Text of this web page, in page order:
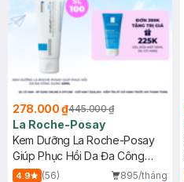
278.000 ₫445.000 ₫
La Roche-Posay
Kem Dưỡng La Roche-Posay
Giúp Phục Hồi Da Đa Công
Dụng 40ml
4.9 (56)
895/tháng